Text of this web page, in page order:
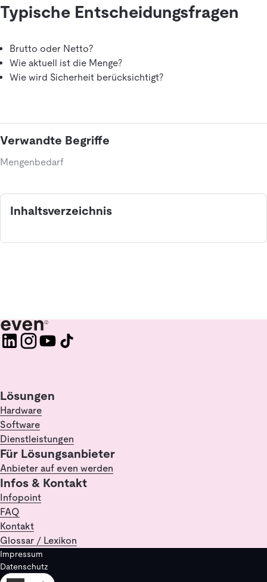
Typische Entscheidungsfragen
Brutto oder Netto?
Wie aktuell ist die Menge?
Wie wird Sicherheit berücksichtigt?
Verwandte Begriffe
Mengenbedarf
Inhaltsverzeichnis
Lösungen
Hardware
Software
Dienstleistungen
Für Lösungsanbieter
Anbieter auf even werden
Infos & Kontakt
Infopoint
FAQ
Kontakt
Glossar / Lexikon
Impressum
Datenschutz